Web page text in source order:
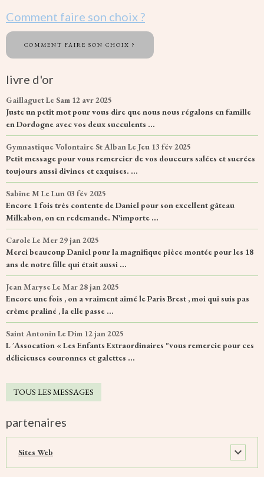
Comment faire son choix ?
COMMENT FAIRE SON CHOIX ?
livre d'or
GaillaguetLe Sam 12 avr 2025
Juste un petit mot pour vous dire que nous nous régalons en famille
en Dordogne avec vos deux succulents ...
Gymnastique Volontaire St AlbanLe Jeu 13 fév 2025
Petit message pour vous remercier de vos douceurs salées et sucrées
toujours aussi divines et exquises. ...
Sabine M Le Lun 03 fév 2025
Encore 1 fois très contente de Daniel pour son excellent gâteau
Milkabon, on en redemande. N'importe ...
CaroleLe Mer 29 jan 2025
Merci beaucoup Daniel pour la magnifique pièce montée pour les 18
ans de notre fille qui était aussi ...
Jean MaryseLe Mar 28 jan 2025
Encore une fois , on a vraiment aimé le Paris Brest , moi qui suis pas
crème praliné , la elle passe ...
Saint AntoninLe Dim 12 jan 2025
L ´Assocation « Les Enfants Extraordinaires "vous remercie pour ces
délicieuses couronnes et galettes ...
TOUS LES MESSAGES
partenaires
Sites Web